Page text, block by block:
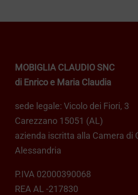
MOBIGLIA CLAUDIO SNC
di Enrico e Maria Claudia
sede legale: Vicolo dei Fiori, 3
Carezzano 15051 (AL)
azienda iscritta alla Camera di
Alessandria
P.IVA 02000390068
REA AL -217830